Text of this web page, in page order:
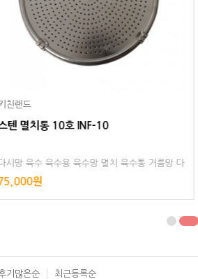
랜드
멸치통 9호 INF-9
망 육수 육수용 육수망 멸치 육수통 다시다 거
다시통 스텐레스 스텐리스 다시다통
원
기많은순 최근등록순